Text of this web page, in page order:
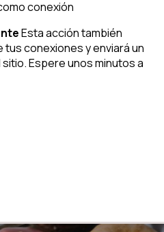
conexión
Esta acción también
tus conexiones y enviará un
Espere unos minutos a